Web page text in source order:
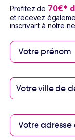
Paiement sécurisé
Profitez de 70€*
et recevez
inscrivant à notre
Votre ville de